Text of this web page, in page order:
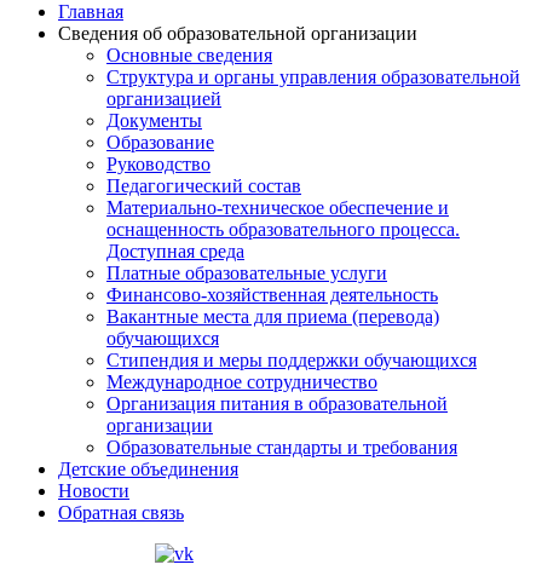
Главная
Сведения об образовательной организации
Основные сведения
Структура и органы управления образовательной
организацией
Документы
Образование
Руководство
Педагогический состав
Материально-техническое обеспечение и
оснащенность образовательного процесса.
Доступная среда
Платные образовательные услуги
Финансово-хозяйственная деятельность
Вакантные места для приема (перевода)
обучающихся
Стипендия и меры поддержки обучающихся
Международное сотрудничество
Организация питания в образовательной
организации
Образовательные стандарты и требования
Детские объединения
Новости
Обратная связь